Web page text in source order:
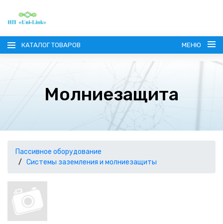
КАТАЛОГ ТОВАРОВ МЕНЮ
О КОМПАНИИ
НАШИ ПОСТАВЩИКИ
КОНТАКТЫ
Молниезащита
Пассивное оборудование
Системы заземления и молниезащиты